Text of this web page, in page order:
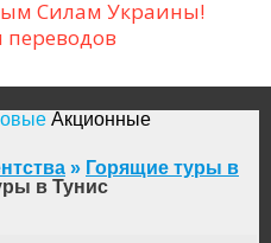
Силам Украины!
переводов
Акционные
» Горящие туры в
в Тунис